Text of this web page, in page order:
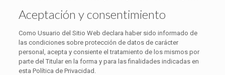
Aceptación y consentimiento
Como Usuario del Sitio Web declara haber sido informado de
las condiciones sobre protección de datos de carácter
personal, acepta y consiente el tratamiento de los mismos por
parte del Titular en la forma y para las finalidades indicadas en
esta Política de Privacidad.